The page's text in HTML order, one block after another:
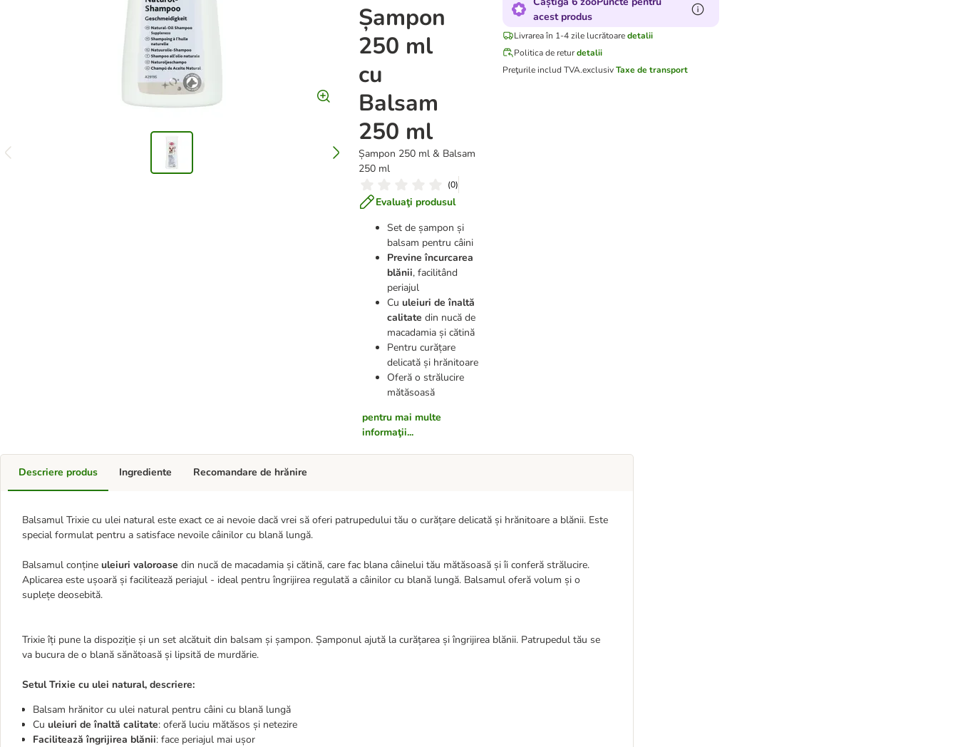
Șampon
250 ml
cu
Balsam
250 ml
Șampon 250 ml & Balsam
250 ml
(0)
Evaluaţi produsul
Set de șampon și
balsam pentru câini
Previne încurcarea
blănii, facilitând
periajul
Cu uleiuri de înaltă
calitate din nucă de
macadamia și cătină
Pentru curățare
delicată și hrănitoare
Oferă o strălucire
mătăsoasă
pentru mai multe
informaţii...
acest produs
Livrarea în 1-4 zile lucrătoare detalii
Politica de retur detalii
Preţurile includ TVA.exclusivTaxe de transport
Descriere produs
Balsamul Trixie cu ulei natural este exact ce ai nevoie dacă vrei să oferi patrupedului tău o curățare delicată și hrănitoare a blănii. Este
special formulat pentru a satisface nevoile câinilor cu blană lungă.
Balsamul conține uleiuri valoroase din nucă de macadamia și cătină, care fac blana câinelui tău mătăsoasă și îi conferă strălucire.
Aplicarea este ușoară și facilitează periajul - ideal pentru îngrijirea regulată a câinilor cu blană lungă. Balsamul oferă volum și o
suplețe deosebită.
Trixie îți pune la dispoziție și un set alcătuit din balsam și șampon. Șamponul ajută la curățarea și îngrijirea blănii. Patrupedul tău se
va bucura de o blană sănătoasă și lipsită de murdărie.
Setul Trixie cu ulei natural, descriere:
Balsam hrănitor cu ulei natural pentru câini cu blană lungă
Cu uleiuri de înaltă calitate: oferă luciu mătăsos și netezire
Facilitează îngrijirea blănii: face periajul mai ușor
Ingrediente Recomandare de hrănire